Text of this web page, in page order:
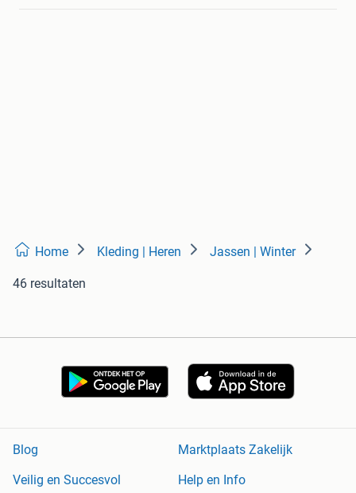
Home Kleding | Heren Jassen | Winter
46 resultaten
Blog
Marktplaats Zakelijk
Veilig en Succesvol
Help en Info